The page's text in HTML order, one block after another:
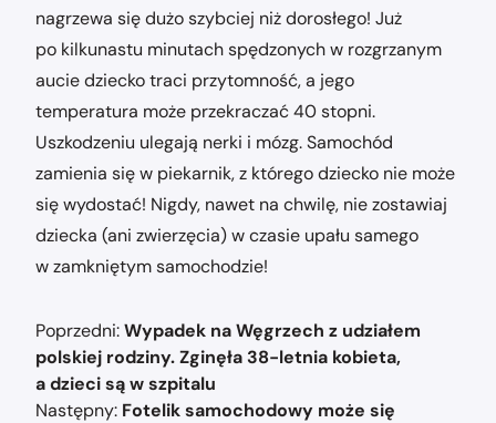
nagrzewa się dużo szybciej niż dorosłego! Już
po kilkunastu minutach spędzonych w rozgrzanym
aucie dziecko traci przytomność, a jego
temperatura może przekraczać 40 stopni.
Uszkodzeniu ulegają nerki i mózg. Samochód
zamienia się w piekarnik, z którego dziecko nie może
się wydostać! Nigdy, nawet na chwilę, nie zostawiaj
dziecka (ani zwierzęcia) w czasie upału samego
w zamkniętym samochodzie!
Nawigacja
wpisu
Poprzedni:Wypadek na Węgrzech z udziałem
polskiej rodziny. Zginęła 38-letnia kobieta,
a dzieci są w szpitalu
Następny: Fotelik samochodowy może się